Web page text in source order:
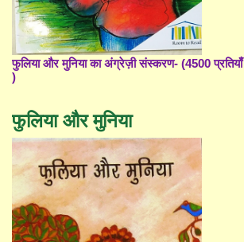
फुलिया और मुनिया का अंग्रेज़ी संस्करण- (4500 प्रतियाँ
)
फुलिया और मुनिया